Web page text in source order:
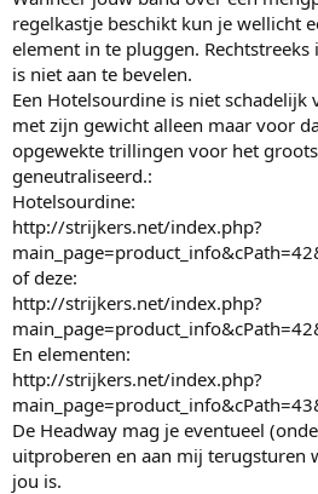
regelkastje beschikt kun je wellicht
element in te pluggen.
is niet aan te bevelen.
Een Hotelsourdine is niet
met zijn gewicht alleen maar voor
opgewekte trillingen voor het
geneutraliseerd.:
Hotelsourdine:
http://strijkers.net/index.php?
of deze:
http://strijkers.net/index.php?
En elementen:
http://strijkers.net/index.php?
De Headway mag je eventueel
uitproberen en aan mij terugsturen
jou is.